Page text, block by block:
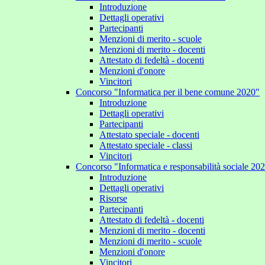
Introduzione
Dettagli operativi
Partecipanti
Menzioni di merito - scuole
Menzioni di merito - docenti
Attestato di fedeltà - docenti
Menzioni d'onore
Vincitori
Concorso "Informatica per il bene comune 2020"
Introduzione
Dettagli operativi
Partecipanti
Attestato speciale - docenti
Attestato speciale - classi
Vincitori
Concorso "Informatica e responsabilità sociale
Introduzione
Dettagli operativi
Risorse
Partecipanti
Attestato di fedeltà - docenti
Menzioni di merito - docenti
Menzioni di merito - scuole
Menzioni d'onore
Vincitori